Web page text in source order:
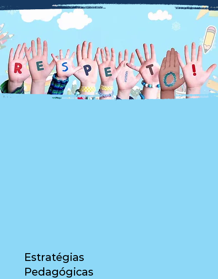
Estratégias
Pedagógicas